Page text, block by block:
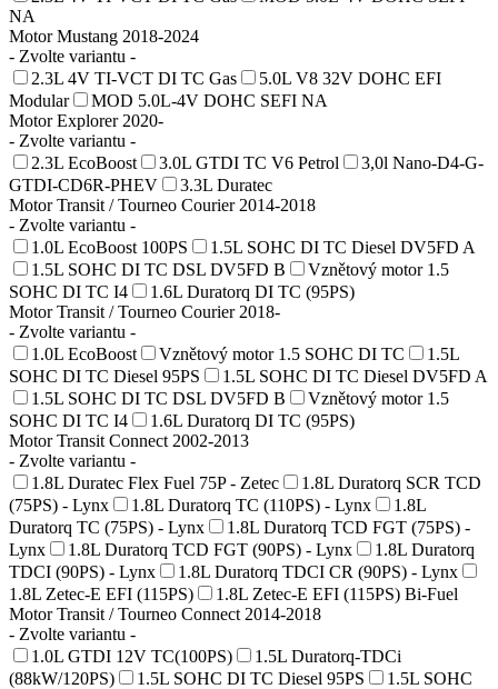
NA
Motor Mustang 2018-2024
- Zvolte variantu -
2.3L 4V TI-VCT DI TC Gas
5.0L V8 32V DOHC EFI
Modular
MOD 5.0L-4V DOHC SEFI NA
Motor Explorer 2020-
- Zvolte variantu -
2.3L EcoBoost
3.0L GTDI TC V6 Petrol
3,0l Nano-D4-G-
GTDI-CD6R-PHEV
3.3L Duratec
Motor Transit / Tourneo Courier 2014-2018
- Zvolte variantu -
1.0L EcoBoost 100PS
1.5L SOHC DI TC Diesel DV5FD A
1.5L SOHC DI TC DSL DV5FD B
Vznětový motor 1.5
SOHC DI TC I4
1.6L Duratorq DI TC (95PS)
Motor Transit / Tourneo Courier 2018-
- Zvolte variantu -
1.0L EcoBoost
Vznětový motor 1.5 SOHC DI TC
1.5L
SOHC DI TC Diesel 95PS
1.5L SOHC DI TC Diesel DV5FD A
1.5L SOHC DI TC DSL DV5FD B
Vznětový motor 1.5
SOHC DI TC I4
1.6L Duratorq DI TC (95PS)
Motor Transit Connect 2002-2013
- Zvolte variantu -
1.8L Duratec Flex Fuel 75P - Zetec
1.8L Duratorq SCR TCD
(75PS) - Lynx
1.8L Duratorq TC (110PS) - Lynx
1.8L
Duratorq TC (75PS) - Lynx
1.8L Duratorq TCD FGT (75PS) -
Lynx
1.8L Duratorq TCD FGT (90PS) - Lynx
1.8L Duratorq
TDCI (90PS) - Lynx
1.8L Duratorq TDCI CR (90PS) - Lynx
1.8L Zetec-E EFI (115PS)
1.8L Zetec-E EFI (115PS) Bi-Fuel
Motor Transit / Tourneo Connect 2014-2018
- Zvolte variantu -
1.0L GTDI 12V TC(100PS)
1.5L Duratorq-TDCi
(88kW/120PS)
1.5L SOHC DI TC Diesel 95PS
1.5L SOHC